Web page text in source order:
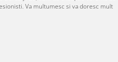
Va multumesc si va doresc mult